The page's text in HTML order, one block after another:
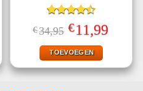
Gewaardeerd
4.50uit 5
€34,95 Oorspronkelijke
prijs
was:
€34,95.
€11,99Huidige
prijs
TOEVOEGEN